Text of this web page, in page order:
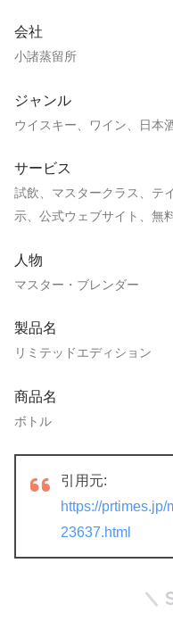
会社
小諸蒸留所
ジャンル
ウイスキー、ワイン、日本
サービス
試飲、マスタークラス、テ
示、公式ウェブサイト、無
人物
マスター・ブレンダー
製品名
リミテッドエディション
商品名
ボトル
引用元:
https://
23637.html